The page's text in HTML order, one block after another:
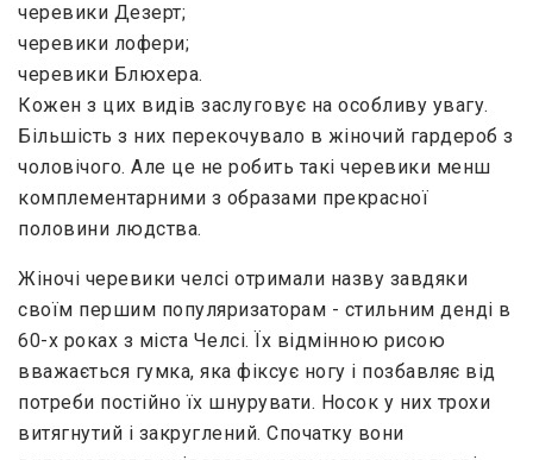
черевики Дезерт;
черевики лофери;
черевики Блюхера.
Кожен з цих видів заслуговує на особливу увагу.
Більшість з них перекочувало в жіночий гардероб з
чоловічого. Але це не робить такі черевики менш
комплементарними з образами прекрасної
половини людства.
Жіночі черевики челсі отримали назву завдяки
своїм першим популяризаторам - стильним денді в
60-х роках з міста Челсі. Їх відмінною рисою
вважається гумка, яка фіксує ногу і позбавляє від
потреби постійно їх шнурувати. Носок у них трохи
витягнутий і закруглений. Спочатку вони